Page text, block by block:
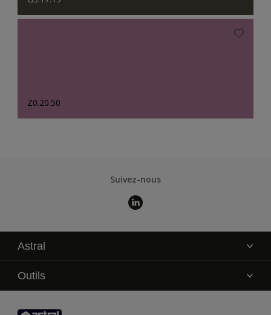
Z0.20.50
Suivez-nous
Astral
La marque
Service technique
Contact
Outils